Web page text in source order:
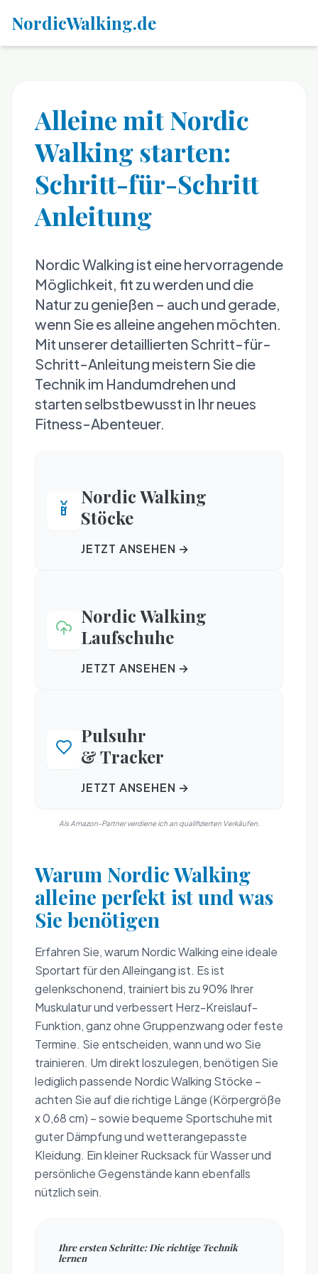
NordicWalking.de
Alleine mit Nordic
Walking starten:
Schritt-für-Schritt
Anleitung
Nordic Walking ist eine hervorragende
Möglichkeit, fit zu werden und die
Natur zu genießen – auch und gerade,
wenn Sie es alleine angehen möchten.
Mit unserer detaillierten Schritt-für-
Schritt-Anleitung meistern Sie die
Technik im Handumdrehen und
starten selbstbewusst in Ihr neues
Fitness-Abenteuer.
Nordic Walking
Stöcke
JETZT ANSEHEN →
Nordic Walking
Laufschuhe
JETZT ANSEHEN →
Pulsuhr
& Tracker
JETZT ANSEHEN →
Als Amazon-Partner verdiene ich an qualifizierten Verkäufen.
Warum Nordic Walking
alleine perfekt ist und was
Sie benötigen
Erfahren Sie, warum Nordic Walking eine ideale
Sportart für den Alleingang ist. Es ist
gelenkschonend, trainiert bis zu 90% Ihrer
Muskulatur und verbessert Herz-Kreislauf-
Funktion, ganz ohne Gruppenzwang oder feste
Termine. Sie entscheiden, wann und wo Sie
trainieren. Um direkt loszulegen, benötigen Sie
lediglich passende Nordic Walking Stöcke –
achten Sie auf die richtige Länge (Körpergröße
x 0,68 cm) – sowie bequeme Sportschuhe mit
guter Dämpfung und wetterangepasste
Kleidung. Ein kleiner Rucksack für Wasser und
persönliche Gegenstände kann ebenfalls
nützlich sein.
Ihre ersten Schritte: Die richtige Technik
lernen